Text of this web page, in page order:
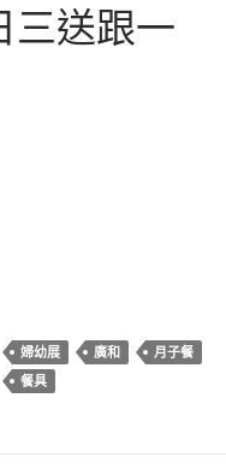
三送跟一
送跟一送比較
婦幼展 廣和
月子餐
餐具